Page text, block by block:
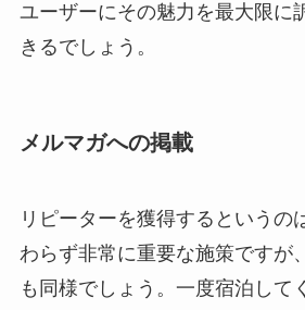
ユーザーにその魅力を最大限に
きるでしょう。
メルマガへの掲載
リピーターを獲得するというの
わらず非常に重要な施策ですが
も同様でしょう。一度宿泊して